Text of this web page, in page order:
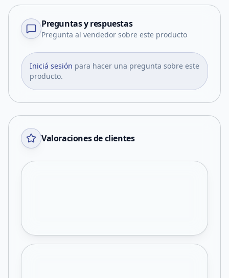
Preguntas y respuestas
Pregunta al vendedor sobre este producto
Iniciá sesión para hacer una pregunta sobre este
producto.
Valoraciones de clientes